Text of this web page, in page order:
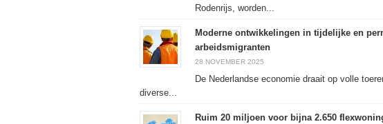
Rodenrijs, worden...
Moderne ontwikkelingen in tijdelijke en
arbeidsmigranten
28 NOVEMBER 2025
De Nederlandse economie draait op volle
diverse...
Ruim 20 miljoen voor bijna 2.650